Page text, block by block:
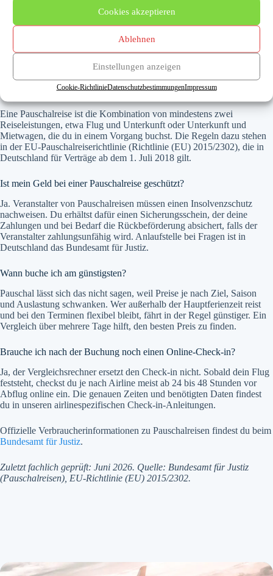
Cookies akzeptieren
Ablehnen
Einstellungen anzeigen
Cookie-RichtlinieDatenschutzbestimmungenImpressum
ein? Dann helfen dir unsere Ratgeber zurSitzplatzreservierung
denGepäckbestimmungenweiter. Wer über einen Veranstalter bucht,
Reiseveranstalter-Übersicht
Was ist eine Pauschalreise?
Eine Pauschalreise ist die Kombination von mindestens zwei
Reiseleistungen, etwa Flug und Unterkunft oder Unterkunft und
Mietwagen, die du in einem Vorgang buchst. Die Regeln dazu stehen
in der EU-Pauschalreiserichtlinie (Richtlinie (EU) 2015/2302), die in
Deutschland für Verträge ab dem 1. Juli 2018 gilt.
Ist mein Geld bei einer Pauschalreise geschützt?
Ja. Veranstalter von Pauschalreisen müssen einen Insolvenzschutz
nachweisen. Du erhältst dafür einen Sicherungsschein, der deine
Zahlungen und bei Bedarf die Rückbeförderung absichert, falls der
Veranstalter zahlungsunfähig wird. Anlaufstelle bei Fragen ist in
Deutschland das Bundesamt für Justiz.
Wann buche ich am günstigsten?
Pauschal lässt sich das nicht sagen, weil Preise je nach Ziel, Saison
und Auslastung schwanken. Wer außerhalb der Hauptferienzeit reist
und bei den Terminen flexibel bleibt, fährt in der Regel günstiger. Ein
Vergleich über mehrere Tage hilft, den besten Preis zu finden.
Brauche ich nach der Buchung noch einen Online-Check-in?
Ja, der Vergleichsrechner ersetzt den Check-in nicht. Sobald dein Flug
feststeht, checkst du je nach Airline meist ab 24 bis 48 Stunden vor
Abflug online ein. Die genauen Zeiten und benötigten Daten findest
du in unseren airlinespezifischen Check-in-Anleitungen.
Offizielle Verbraucherinformationen zu Pauschalreisen findest du beim
Bundesamt für Justiz.
Zuletzt fachlich geprüft: Juni 2026. Quelle: Bundesamt für Justiz
(Pauschalreisen), EU-Richtlinie (EU) 2015/2302.